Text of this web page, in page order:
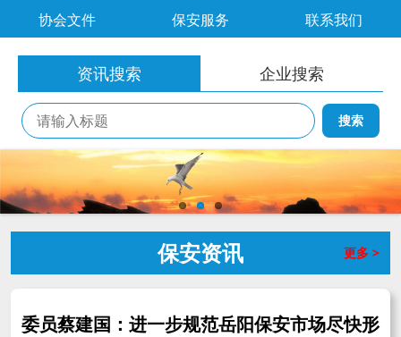
协会文件
保安服务 联系我们
资讯搜索 企业搜索
搜索
保安资讯 更多 >
委员蔡建国：进一步规范岳阳保安市场尽快形